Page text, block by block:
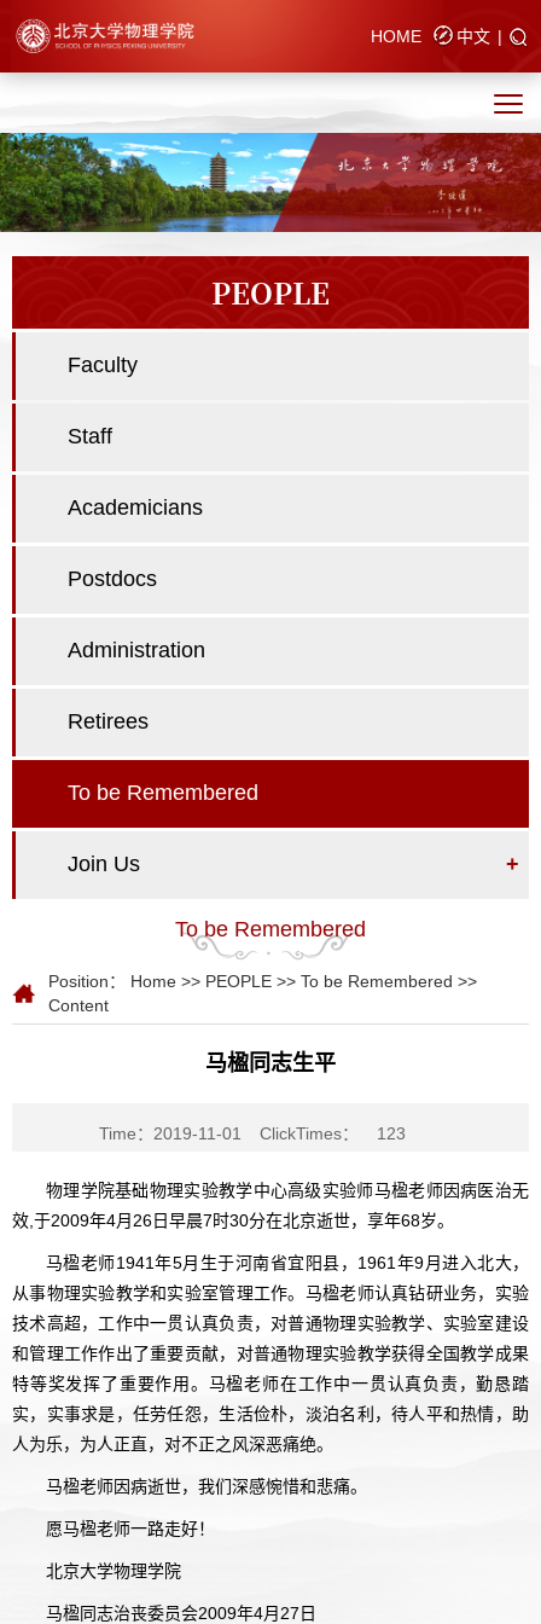
HOME 中文 |
PEOPLE
Faculty
Staff
Academicians
Postdocs
Administration
Retirees
To be Remembered
Join Us +
To be Remembered
Position： Home >> PEOPLE >> To be Remembered >>
Content
马楹同志生平
Time：2019-11-01 ClickTimes： 123
物理学院基础物理实验教学中心高级实验师马楹老师因病医治无
效,于2009年4月26日早晨7时30分在北京逝世，享年68岁。
马楹老师1941年5月生于河南省宜阳县，1961年9月进入北大，
从事物理实验教学和实验室管理工作。马楹老师认真钻研业务，实验
技术高超，工作中一贯认真负责，对普通物理实验教学、实验室建设
和管理工作作出了重要贡献，对普通物理实验教学获得全国教学成果
特等奖发挥了重要作用。马楹老师在工作中一贯认真负责，勤恳踏
实，实事求是，任劳任怨，生活俭朴，淡泊名利，待人平和热情，助
人为乐，为人正直，对不正之风深恶痛绝。
马楹老师因病逝世，我们深感惋惜和悲痛。
愿马楹老师一路走好！
北京大学物理学院
马楹同志治丧委员会2009年4月27日